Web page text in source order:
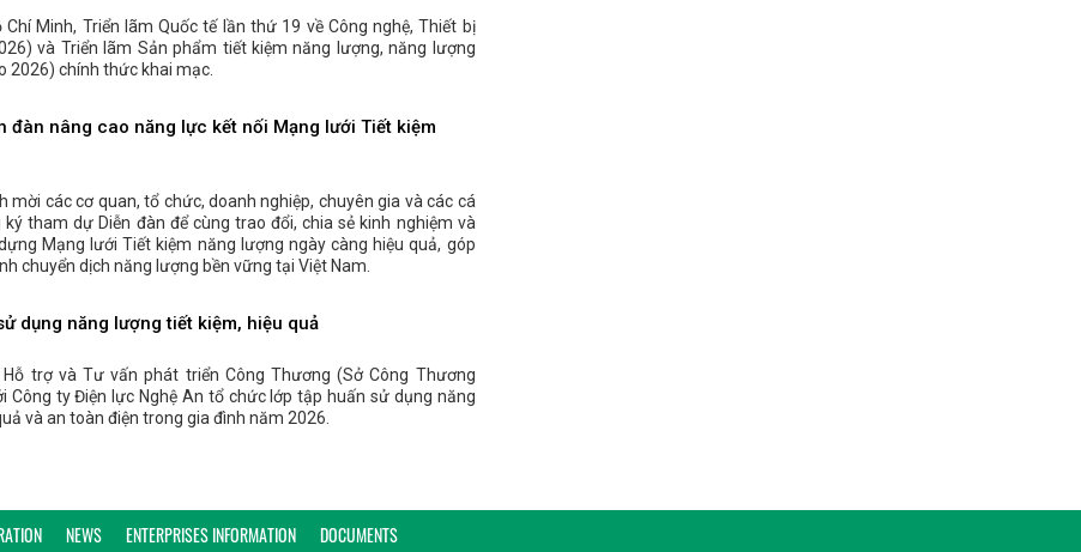
Chí Minh, Triển lãm Quốc tế lần thứ 19 về Công nghệ, Thiết bị
và Triển lãm Sản phẩm tiết kiệm năng lượng, năng lượng
2026) chính thức khai mạc.
đàn nâng cao năng lực kết nối Mạng lưới Tiết kiệm
mời các cơ quan, tổ chức, doanh nghiệp, chuyên gia và các cá
tham dự Diễn đàn để cùng trao đổi, chia sẻ kinh nghiệm và
Mạng lưới Tiết kiệm năng lượng ngày càng hiệu quả, góp
chuyển dịch năng lượng bền vững tại Việt Nam.
dụng năng lượng tiết kiệm, hiệu quả
trợ và Tư vấn phát triển Công Thương (Sở Công Thương
Công ty Điện lực Nghệ An tổ chức lớp tập huấn sử dụng năng
và an toàn điện trong gia đình năm 2026.
NEWS ENTERPRISES INFORMATION DOCUMENTS